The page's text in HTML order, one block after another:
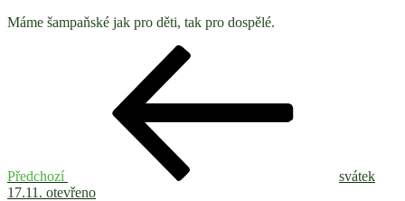
Máme šampaňské jak pro děti, tak pro dospělé.
Předchozí
svátek
17.11. otevřeno